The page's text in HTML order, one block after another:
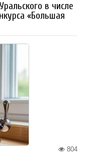
в числе
«Большая
804